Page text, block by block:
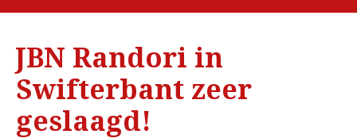
JBN Randori in
Swifterbant zeer
geslaagd!